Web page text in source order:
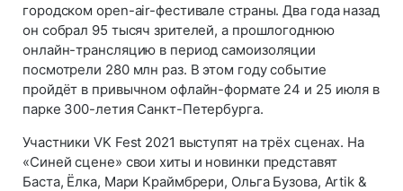
городском open-air-фестивале страны. Два года назад
он собрал 95 тысяч зрителей, а прошлогоднюю
онлайн-трансляцию в период самоизоляции
посмотрели 280 млн раз. В этом году событие
пройдёт в привычном офлайн-формате 24 и 25 июля в
парке 300-летия Санкт-Петербурга.
Участники VK Fest 2021 выступят на трёх сценах. На
«Синей сцене» свои хиты и новинки представят
Баста, Ёлка, Мари Краймбрери, Ольга Бузова, Artik &